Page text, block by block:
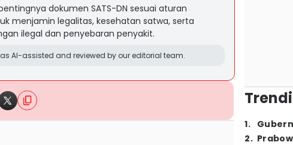
dokumen SATS-DN sesuai aturan
menjamin legalitas, kesehatan satwa, serta
ilegal dan penyebaran penyakit.
AI-assisted and reviewed by our editorial team.
1.
2.